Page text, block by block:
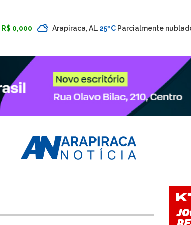
R$ 0,000 Arapiraca, AL 25ºC Parcialmente